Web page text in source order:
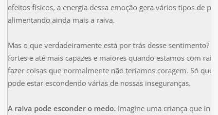
efeitos físicos, a energia dessa emoção gera vários tipos de
alimentando ainda mais a raiva.
Mas o que verdadeiramente está por trás desse sentimento?
fortes e até mais capazes e maiores quando estamos com
fazer coisas que normalmente não teríamos coragem. Só que
pode estar escondendo várias de nossas inseguranças.
A raiva pode esconder o medo. Imagine uma criança que